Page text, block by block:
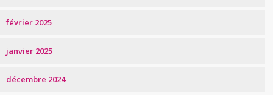
février 2025
janvier 2025
décembre 2024